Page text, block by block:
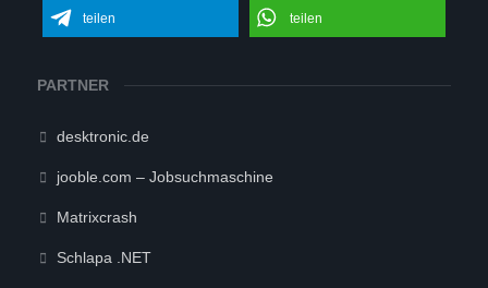
teilen teilen
PARTNER
desktronic.de
jooble.com – Jobsuchmaschine
Matrixcrash
Schlapa .NET